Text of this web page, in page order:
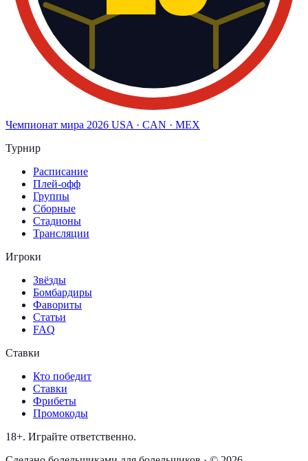
Чемпионат мира 2026 USA · CAN · MEX
Турнир
Расписание
Плей-офф
Группы
Сборные
Стадионы
Трансляции
Игроки
Звёзды
Бомбардиры
Фавориты
Статьи
FAQ
Ставки
Кто победит
Ставки
Фрибеты
Промокоды
18+. Играйте ответственно.